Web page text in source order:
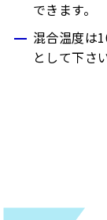
できます。
混合温度は
として下さ